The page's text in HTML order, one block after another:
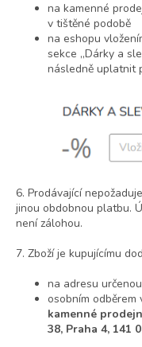
na kamenné
v tištěné podobě
na eshopu
sekce ,,Dárky a
následně uplatnit
6. Prodávající
jinou obdobnou platbu.
není zálohou.
7. Zboží je kupujícímu
na adresu
osobním odběrem
kamenné
38, Praha 4, 141